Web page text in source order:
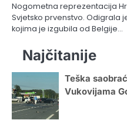
Nogometna reprezentacija
Svjetsko prvenstvo. Odigrala
kojima je izgubila od Belgije…
Najčitanije
Teška
Vukovijama